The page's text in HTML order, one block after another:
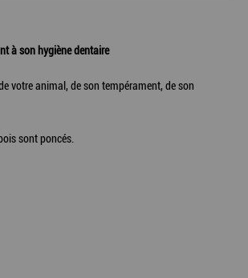
à son hygiène dentaire
votre animal, de son tempérament, de son
sont poncés.